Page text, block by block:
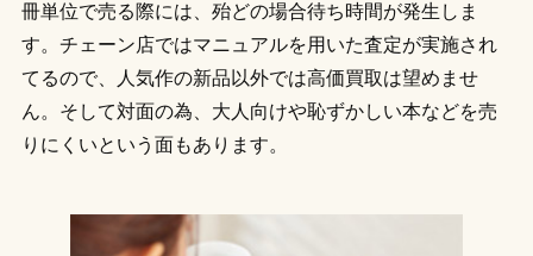
冊単位で売る際には、殆どの場合待ち時間が発生しま
す。チェーン店ではマニュアルを用いた査定が実施され
てるので、人気作の新品以外では高価買取は望めませ
ん。そして対面の為、大人向けや恥ずかしい本などを売
りにくいという面もあります。